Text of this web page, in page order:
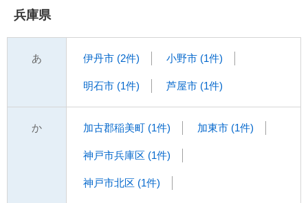
兵庫県
あ 伊丹市 (2件) 小野市 (1件)
明石市 (1件) 芦屋市 (1件)
か 加古郡稲美町 (1件) 加東市 (1件)
神戸市兵庫区 (1件)
神戸市北区 (1件)